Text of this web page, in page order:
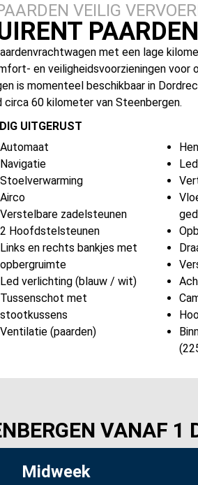
VEILIG
met een lage
en veiligheidsvoorzieningen voor
is momenteel beschikbaar in
circa 60 kilometer van Steenbergen.
UITGERUST
Automaat
Navigatie
Stoelverwarming
Airco
Verstelbare zadelsteunen
2 Hoofdstelsteunen
Links en rechts bankjes met
opbergruimte
Led verlichting (blauw / wit)
Tussenschot met
stootkussens
Ventilatie (paarden)
VANAF 1
Midweek